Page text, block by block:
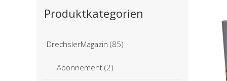
Produktkategorien
DrechslerMagazin (85)
Abonnement (2)